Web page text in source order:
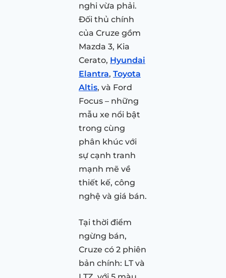
nghi vừa phải.
Đối thủ chính
của Cruze gồm
Mazda 3, Kia
Cerato, Hyundai
Elantra, Toyota
Altis, và Ford
Focus – những
mẫu xe nổi bật
trong cùng
phân khúc với
sự cạnh tranh
mạnh mẽ về
thiết kế, công
nghệ và giá bán.
Tại thời điểm
ngừng bán,
Cruze có 2 phiên
bản chính: LT và